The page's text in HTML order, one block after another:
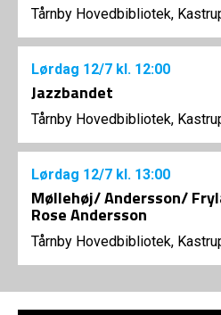
Tårnby Hovedbibliotek,
Lørdag 12/7 kl. 12:00
Jazzbandet
Tårnby Hovedbibliotek,
Lørdag 12/7 kl. 13:00
Møllehøj/ Andersson/
Rose Andersson
Tårnby Hovedbibliotek,